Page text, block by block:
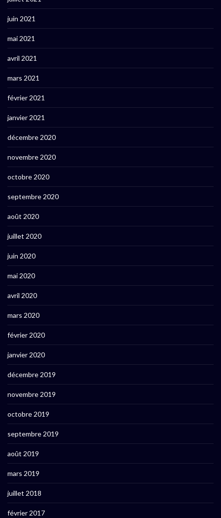
juin 2021
mai 2021
avril 2021
mars 2021
février 2021
janvier 2021
décembre 2020
novembre 2020
octobre 2020
septembre 2020
août 2020
juillet 2020
juin 2020
mai 2020
avril 2020
mars 2020
février 2020
janvier 2020
décembre 2019
novembre 2019
octobre 2019
septembre 2019
août 2019
mars 2019
juillet 2018
février 2017